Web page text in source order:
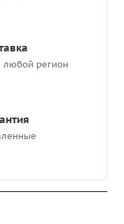
любой регион